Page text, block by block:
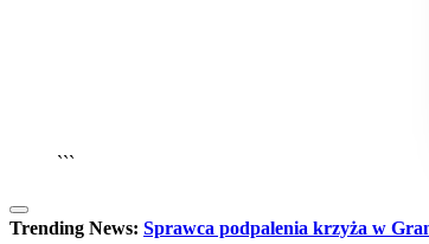
```
Trending News: Sprawca podpalenia krzyża w